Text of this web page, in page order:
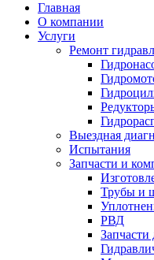
Главная
О компании
Услуги
Ремонт
Выездная
Испытания
Запчасти и
Трубы и
РВД
Запчасти